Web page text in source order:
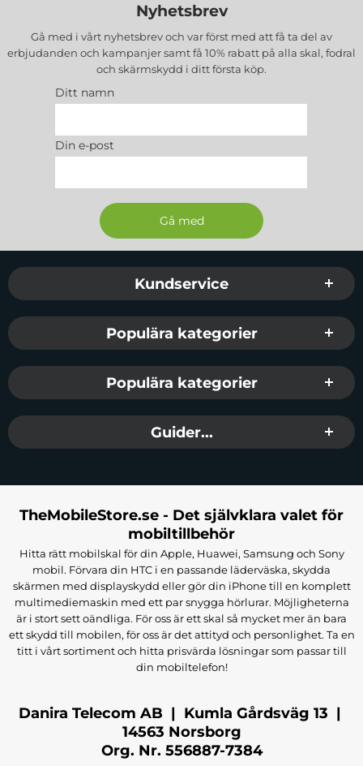
Nyhetsbrev
Gå med i vårt nyhetsbrev och var först med att få ta del av
erbjudanden och kampanjer samt få 10% rabatt på alla skal, fodral
och skärmskydd i ditt första köp.
Ditt namn
Din e-post
Sidfot Blandad info och länkar
Kundservice
Populära kategorier
Populära kategorier
Guider...
TheMobileStore.se - Det självklara valet för
mobiltillbehör
Hitta rätt mobilskal för din Apple, Huawei, Samsung och Sony
mobil. Förvara din HTC i en passande läderväska, skydda
skärmen med displayskydd eller gör din iPhone till en komplett
multimediemaskin med ett par snygga hörlurar. Möjligheterna
är i stort sett oändliga. För oss är ett skal så mycket mer än bara
ett skydd till mobilen, för oss är det attityd och personlighet. Ta en
titt i vårt sortiment och hitta prisvärda lösningar som passar till
din mobiltelefon!
Danira Telecom AB | Kumla Gårdsväg 13 |
14563 Norsborg
Org. Nr. 556887-7384